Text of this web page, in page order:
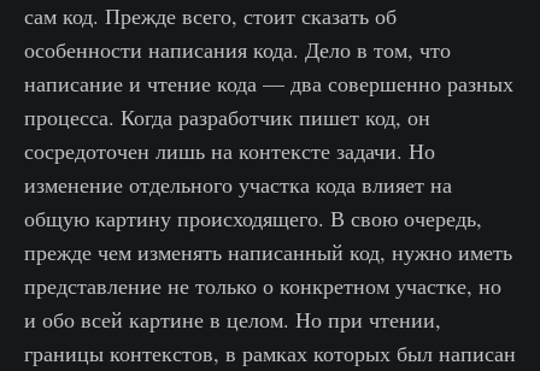
сам код. Прежде всего, стоит сказать об
особенности написания кода. Дело в том, что
написание и чтение кода — два совершенно разных
процесса. Когда разработчик пишет код, он
сосредоточен лишь на контексте задачи. Но
изменение отдельного участка кода влияет на
общую картину происходящего. В свою очередь,
прежде чем изменять написанный код, нужно иметь
представление не только о конкретном участке, но
и обо всей картине в целом. Но при чтении,
границы контекстов, в рамках которых был написан